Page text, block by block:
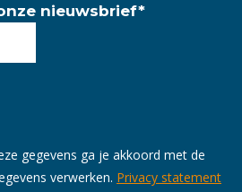
nieuwsbrief*
gegevens ga je akkoord met de
verwerken. Privacy statement